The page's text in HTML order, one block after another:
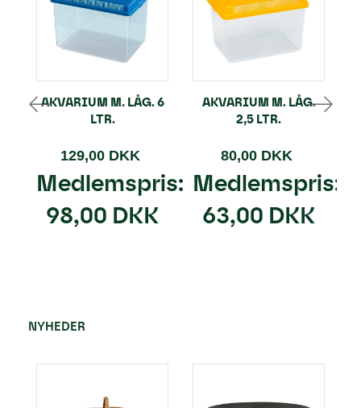
AKVARIUM M. LÅG. 6
LTR.
129,00 DKK
Medlemspris:
98,00 DKK
AKVARIUM M. LÅG.
2,5 LTR.
80,00 DKK
Medlemspris:
63,00 DKK
NYHEDER